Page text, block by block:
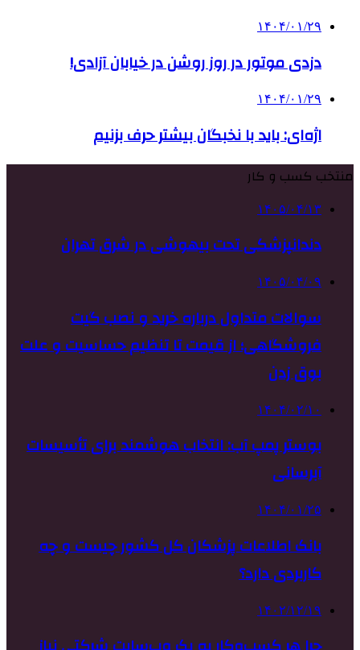
۱۴۰۴/۰۱/۲۹
دزدی موتور در روز روشن در خیابان آزادی!
۱۴۰۴/۰۱/۲۹
اژه‌ای: باید با نخبگان بیشتر حرف بزنیم
منتخب کسب و کار
۱۴۰۵/۰۴/۱۳
دندانپزشکی تحت بیهوشی در شرق تهران
۱۴۰۵/۰۴/۰۹
سوالات متداول درباره خرید و نصب گیت
فروشگاهی؛ از قیمت تا تنظیم حساسیت و علت
بوق زدن
۱۴۰۴/۰۲/۱۰
بوستر پمپ آب: انتخاب هوشمند برای تأسیسات
آبرسانی
۱۴۰۴/۰۱/۲۵
بانک اطلاعات پزشکان کل کشور چیست و چه
کاربردی دارد؟
۱۴۰۲/۱۲/۱۹